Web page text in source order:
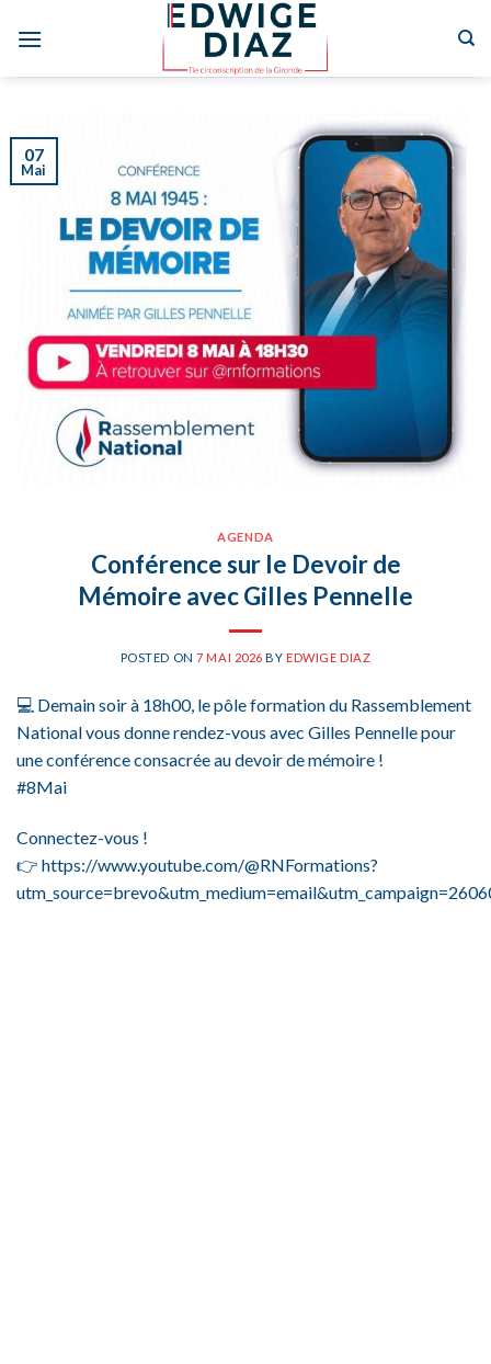
07
Mai
AGENDA
Conférence sur le Devoir de
Mémoire avec Gilles Pennelle
POSTED ON7 MAI 2026 BYEDWIGE DIAZ
💻 Demain soir à 18h00, le pôle formation du Rassemblement
National vous donne rendez-vous avec Gilles Pennelle pour
une conférence consacrée au devoir de mémoire !
#8Mai
Connectez-vous !
👉 https://www.youtube.com/@RNFormations?